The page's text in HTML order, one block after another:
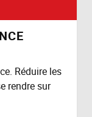
Réduire les
rendre sur